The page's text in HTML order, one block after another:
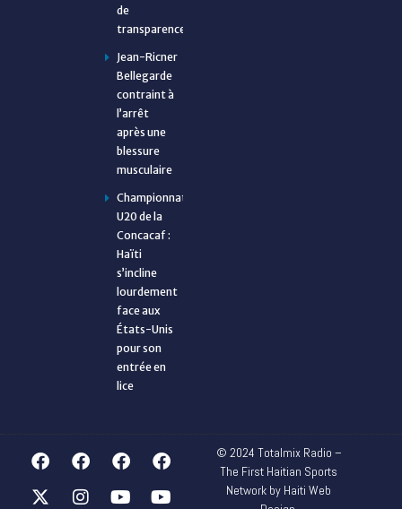
de
transparence
Jean-Ricner
Bellegarde
contraint à
l’arrêt
après une
blessure
musculaire
Championnat
U20 de la
Concacaf :
Haïti
s’incline
lourdement
face aux
États-Unis
pour son
entrée en
lice
© 2024 Totalmix Radio –
The First Haitian Sports
Network by Haiti Web